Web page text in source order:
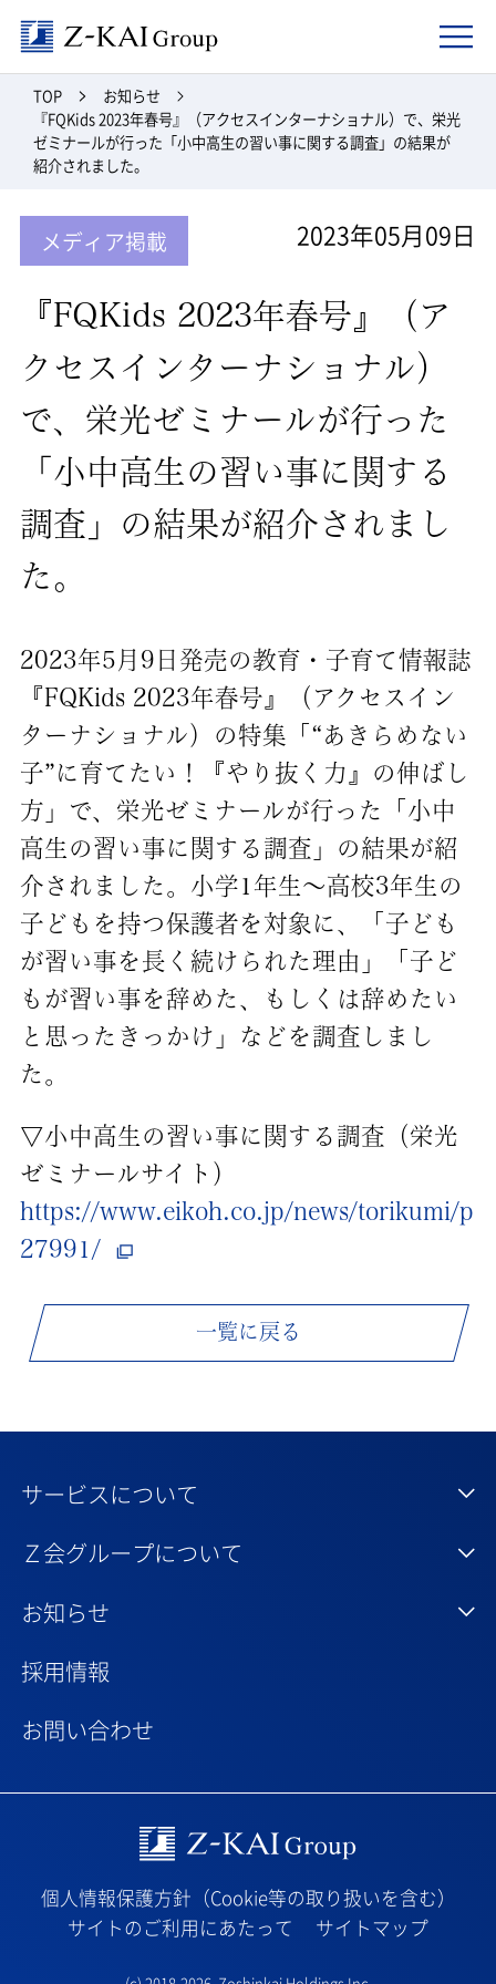
TOP
お知らせ
『FQKids 2023年春号』（アクセスインターナショナル）で、栄光
ゼミナールが行った「小中高生の習い事に関する調査」の結果が
紹介されました。
メディア掲載 2023年05月09日
『FQKids 2023年春号』（ア
クセスインターナショナル）
で、栄光ゼミナールが行った
「小中高生の習い事に関する
調査」の結果が紹介されまし
た。
2023年5月9日発売の教育・子育て情報誌
『FQKids 2023年春号』（アクセスイン
ターナショナル）の特集「“あきらめない
子”に育てたい！『やり抜く力』の伸ばし
方」で、栄光ゼミナールが行った「小中
高生の習い事に関する調査」の結果が紹
介されました。小学1年生～高校3年生の
子どもを持つ保護者を対象に、「子ども
が習い事を長く続けられた理由」「子ど
もが習い事を辞めた、もしくは辞めたい
と思ったきっかけ」などを調査しまし
た。
▽小中高生の習い事に関する調査（栄光
ゼミナールサイト）
https://www.eikoh.co.jp/news/torikumi/p
27991/
一覧に戻る
サービスについて
Ｚ会グループについて
お知らせ
採用情報
お問い合わせ
Z-kai Group
個人情報保護方針（Cookie等の取り扱いを含む）
サイトのご利用にあたって
サイトマップ